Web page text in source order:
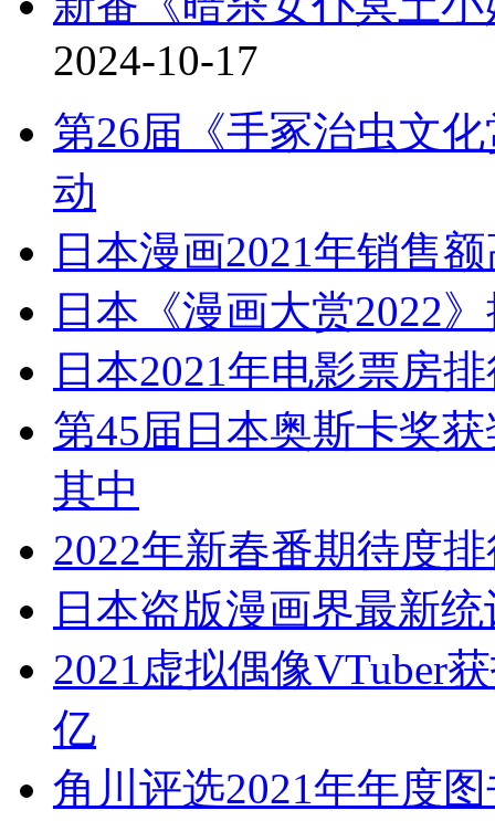
2024-10-17
第26届《手冢治虫文
动
日本漫画2021年销售
日本《漫画大赏2022
日本2021年电影票房
第45届日本奥斯卡奖
其中
2022年新春番期待度
日本盗版漫画界最新
2021虚拟偶像VTuber
亿
角川评选2021年年度